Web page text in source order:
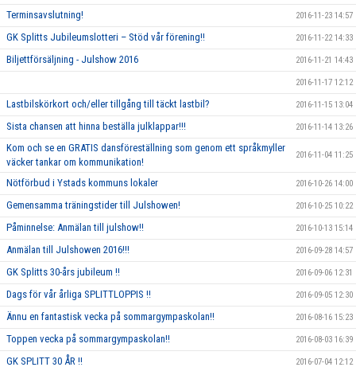
Terminsavslutning! 2016-11-23 14:57
GK Splitts Jubileumslotteri – Stöd vår förening!! 2016-11-22 14:33
Biljettförsäljning - Julshow 2016 2016-11-21 14:43
2016-11-17 12:12
Lastbilskörkort och/eller tillgång till täckt lastbil? 2016-11-15 13:04
Sista chansen att hinna beställa julklappar!!! 2016-11-14 13:26
Kom och se en GRATIS dansföreställning som genom ett språkmyller
väcker tankar om kommunikation!
2016-11-04 11:25
Nötförbud i Ystads kommuns lokaler 2016-10-26 14:00
Gemensamma träningstider till Julshowen! 2016-10-25 10:22
Påminnelse: Anmälan till julshow!! 2016-10-13 15:14
Anmälan till Julshowen 2016!!! 2016-09-28 14:57
GK Splitts 30-års jubileum !! 2016-09-06 12:31
Dags för vår årliga SPLITTLOPPIS !! 2016-09-05 12:30
Ännu en fantastisk vecka på sommargympaskolan!! 2016-08-16 15:23
Toppen vecka på sommargympaskolan!! 2016-08-03 16:39
GK SPLITT 30 ÅR !! 2016-07-04 12:12